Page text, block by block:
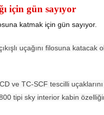
için gün sayıyor
katmak için gün sayıyor.
uçağını filosuna
ve TC-SCF tescilli
tipi sky interior kabin